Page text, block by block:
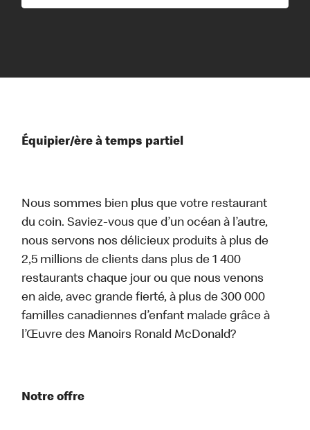
Équipier/ère à temps partiel
Nous sommes bien plus que votre restaurant
du coin. Saviez-vous que d’un océan à l’autre,
nous servons nos délicieux produits à plus de
2,5 millions de clients dans plus de 1 400
restaurants chaque jour ou que nous venons
en aide, avec grande fierté, à plus de 300 000
familles canadiennes d’enfant malade grâce à
l’Œuvre des Manoirs Ronald McDonald?
Notre offre